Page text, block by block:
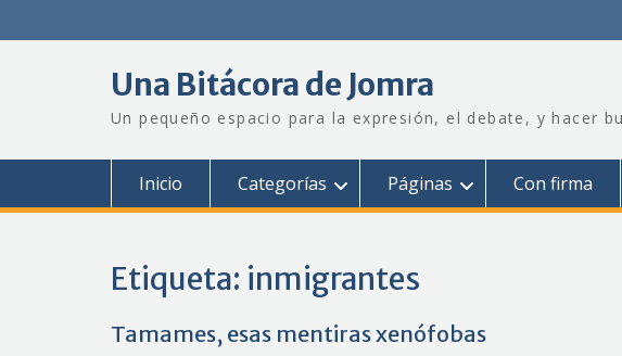
Una Bitácora de Jomra
Un pequeño espacio para la expresión, el debate, y hacer
Inicio Categorías Páginas Con firma
Etiqueta: inmigrantes
Tamames, esas mentiras xenófobas